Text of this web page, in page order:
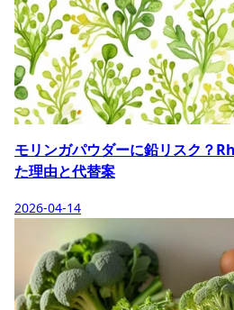
モリンガパウダーに鉛リスク？
た理由と代替案
2026-04-14